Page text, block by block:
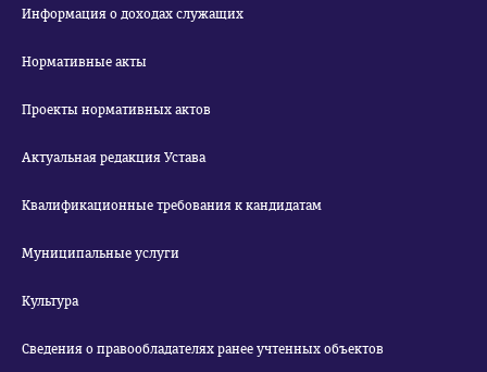
Информация о доходах служащих
Нормативные акты
Проекты нормативных актов
Актуальная редакция Устава
Квалификационные требования к кандидатам
Муниципальные услуги
Культура
Сведения о правообладателях ранее учтенных объектов